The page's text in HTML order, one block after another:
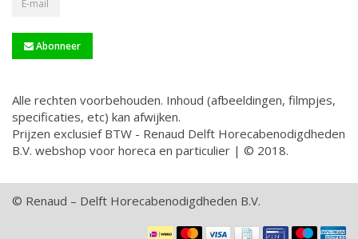
Abonneer
Alle rechten voorbehouden. Inhoud (afbeeldingen, filmpjes,
specificaties, etc) kan afwijken.
Prijzen exclusief BTW - Renaud Delft Horecabenodigdheden
B.V. webshop voor horeca en particulier | © 2018.
© Renaud – Delft Horecabenodigdheden B.V.